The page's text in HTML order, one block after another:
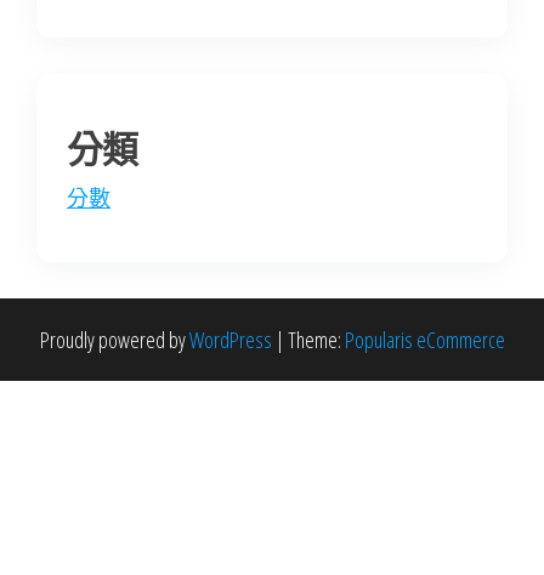
分類
分數
Proudly powered byWordPress | Theme: Popularis eCommerce